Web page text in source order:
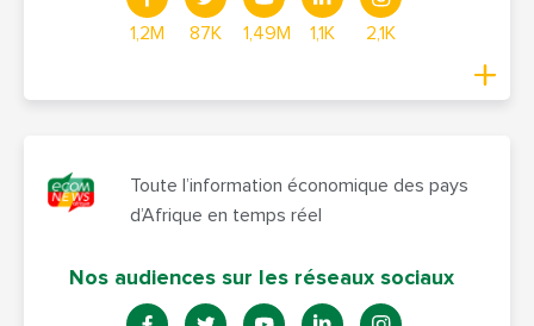
1,2M 87K 1,49M 1,1K 2,1K
Toute l’information économique des pays
d’Afrique en temps réel
Nos audiences sur les réseaux sociaux